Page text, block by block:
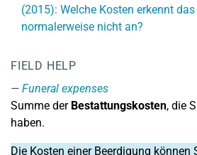
(2015): Welche Kosten erkennt
normalerweise nicht an?
FIELD HELP
Funeral expenses
Summe der Bestattungskosten, die
haben.
Die Kosten einer Beerdigung können